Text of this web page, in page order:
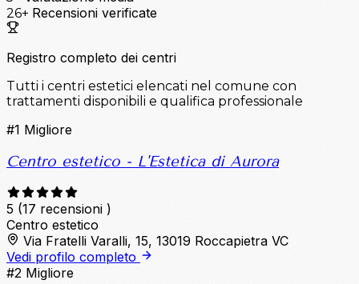
26+ Recensioni verificate
Registro completo dei centri
Tutti i centri estetici elencati nel comune con
trattamenti disponibili e qualifica professionale
#1 Migliore
Centro estetico - L'Estetica di Aurora
5 (17 recensioni )
Centro estetico
Via Fratelli Varalli, 15, 13019 Roccapietra VC
Vedi profilo completo
#2 Migliore